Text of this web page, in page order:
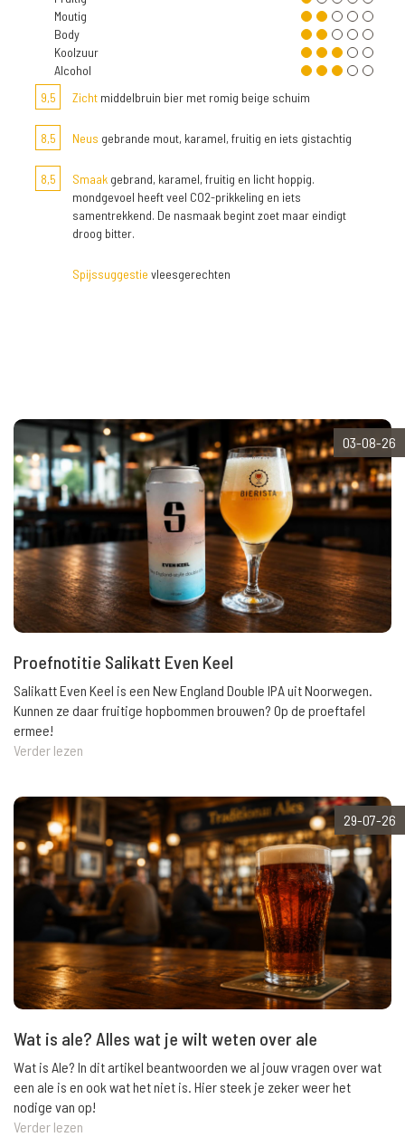
Moutig
Body
Koolzuur
Alcohol
9,5
Zicht middelbruin bier met romig beige schuim
8,5 Neus gebrande mout, karamel, fruitig en iets gistachtig
8,5 Smaak gebrand, karamel, fruitig en licht hoppig.
mondgevoel heeft veel CO2-prikkeling en iets
samentrekkend. De nasmaak begint zoet maar eindigt
droog bitter.
Spijssuggestie vleesgerechten
03-08-26
Proefnotitie Salikatt Even Keel
Salikatt Even Keel is een New England Double IPA uit Noorwegen.
Kunnen ze daar fruitige hopbommen brouwen? Op de proeftafel
ermee!
Verder lezen
29-07-26
Wat is ale? Alles wat je wilt weten over ale
Wat is Ale? In dit artikel beantwoorden we al jouw vragen over wat
een ale is en ook wat het niet is. Hier steek je zeker weer het
nodige van op!
Verder lezen